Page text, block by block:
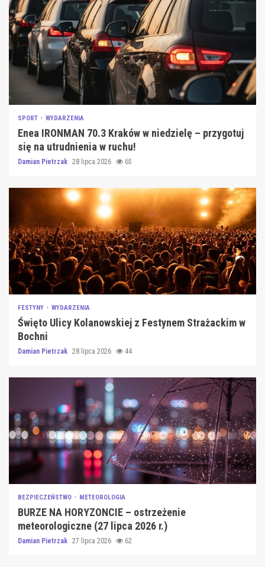
SPORT WYDARZENIA
Enea IRONMAN 70.3 Kraków w niedzielę – przygotuj
się na utrudnienia w ruchu!
Damian Pietrzak 28 lipca 2026 65
FESTYNY WYDARZENIA
Święto Ulicy Kolanowskiej z Festynem Strażackim w
Bochni
Damian Pietrzak 28 lipca 2026 44
BEZPIECZEŃSTWO METEOROLOGIA
BURZE NA HORYZONCIE – ostrzeżenie
meteorologiczne (27 lipca 2026 r.)
Damian Pietrzak 27 lipca 2026 62